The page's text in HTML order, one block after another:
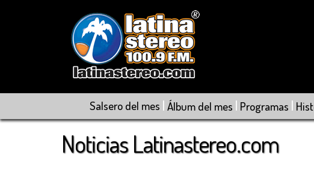
Salsero del mes | Álbum del mes | Programas |
Noticias Latinastereo.com